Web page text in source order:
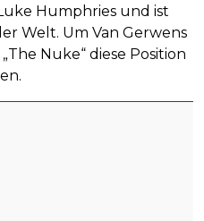
Humphries und ist
Welt. Um Van Gerwens
Nuke“ diese Position